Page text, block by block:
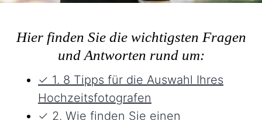
Hier finden Sie die wichtigsten Fragen
und Antworten rund um:
✓ 1. 8 Tipps für die Auswahl Ihres
Hochzeitsfotografen
✓ 2. Wie finden Sie einen